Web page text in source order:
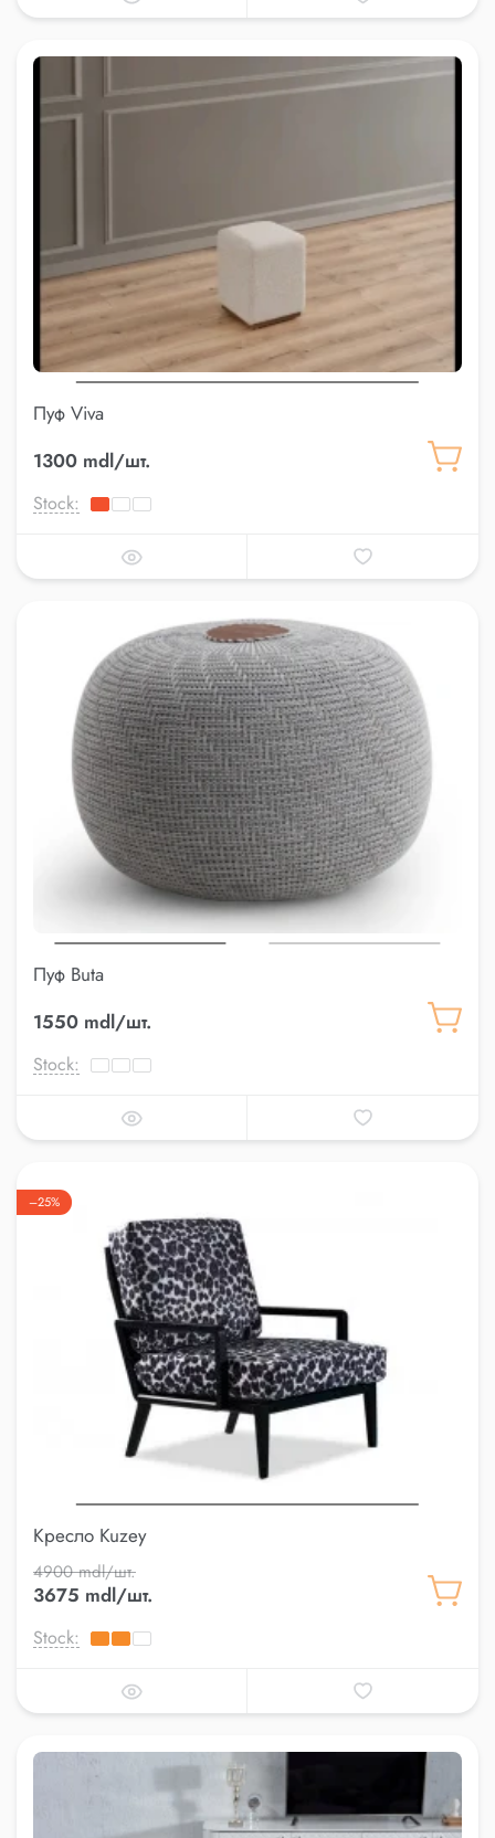
Пуф Viva
1300 mdl/шт.
Stock:
Пуф Buta
1550 mdl/шт.
Stock:
–25%
Кресло Kuzey
4900 mdl/шт.
3675 mdl/шт.
Stock: